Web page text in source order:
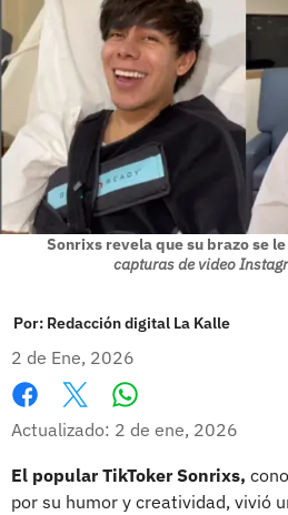
Sonrixs revela que su brazo se
capturas de video
Por: Redacción digital La Kalle
2 de Ene, 2026
Facebook
X
Actualizado: 2 de ene, 2026
El popular TikToker Sonrixs,
por su humor y creatividad, vivió